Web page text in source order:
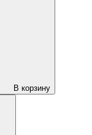
В корзину